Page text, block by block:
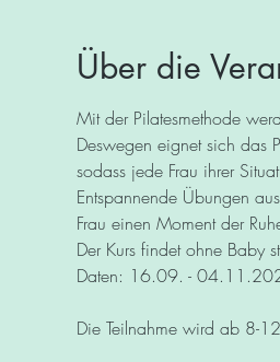
Über die
Mit der Pilatesmethode
Deswegen eignet sich das
sodass jede Frau ihrer
Entspannende Übungen
Frau einen Moment der
Der Kurs findet ohne Baby
Daten: 16.09. -
Die Teilnahme wird ab 8-